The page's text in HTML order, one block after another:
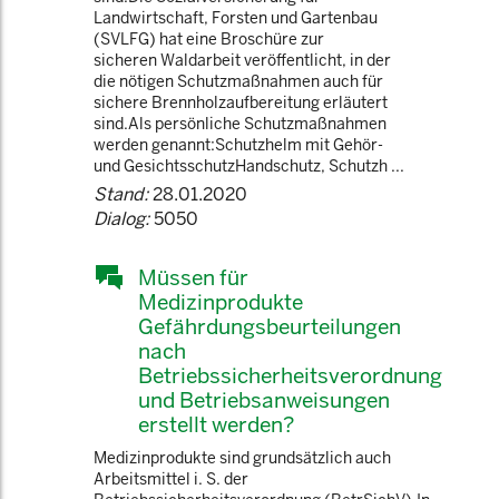
Landwirtschaft, Forsten und Gartenbau
(SVLFG) hat eine Broschüre zur
sicheren Waldarbeit veröffentlicht, in der
die nötigen Schutzmaßnahmen auch für
sichere Brennholzaufbereitung erläutert
sind.Als persönliche Schutzmaßnahmen
werden genannt:Schutzhelm mit Gehör-
und GesichtsschutzHandschutz, Schutzh ...
Stand:28.01.2020
Dialog:5050
Müssen für
Medizinprodukte
Gefährdungsbeurteilungen
nach
Betriebssicherheitsverordnung
und Betriebsanweisungen
erstellt werden?
Medizinprodukte sind grundsätzlich auch
Arbeitsmittel i. S. der